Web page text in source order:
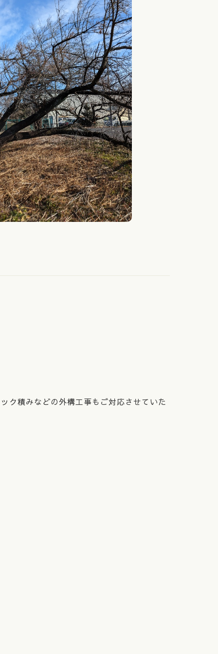
ク積みなどの外構工事もご対応させていた